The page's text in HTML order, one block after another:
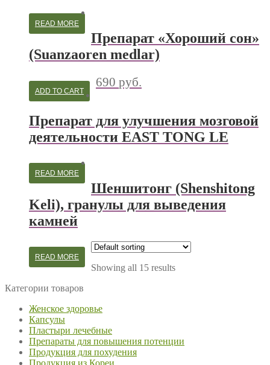
READ MORE
Препарат «Хороший сон»
(Suanzaoren medlar)
690 руб.
ADD TO CART
Препарат для улучшения мозговой
деятельности EAST TONG LE
READ MORE
Шеншитонг (Shenshitong
Keli), гранулы для выведения
камней
READ MORE
Showing all 15 results
Категории товаров
Женское здоровье
Капсулы
Пластыри лечебные
Препараты для повышения потенции
Продукция для похудения
Продукция из Кореи